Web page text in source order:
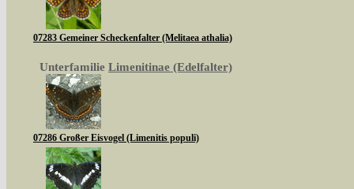
07283 Gemeiner Scheckenfalter (Melitaea athalia)
Unterfamilie Limenitinae (Edelfalter)
07286 Großer Eisvogel (Limenitis populi)